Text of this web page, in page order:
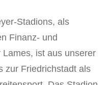
Stadions, als
Finanz- und
ist aus unserer
zur Friedrichstadt als